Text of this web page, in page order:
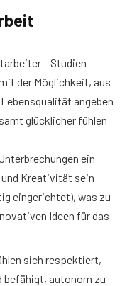
– Studien
der Möglichkeit, aus
angeben
glücklicher fühlen
ein
Kreativität sein
eingerichtet), was zu
Ideen für das
sich respektiert,
autonom zu